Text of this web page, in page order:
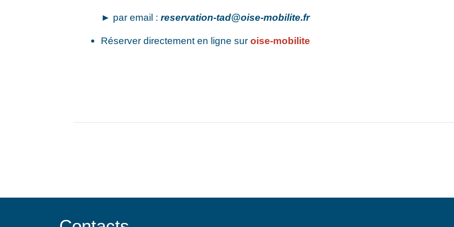
► par email :reservation-tad@oise-mobilite.fr
Réserver directement en ligne suroise-mobilite